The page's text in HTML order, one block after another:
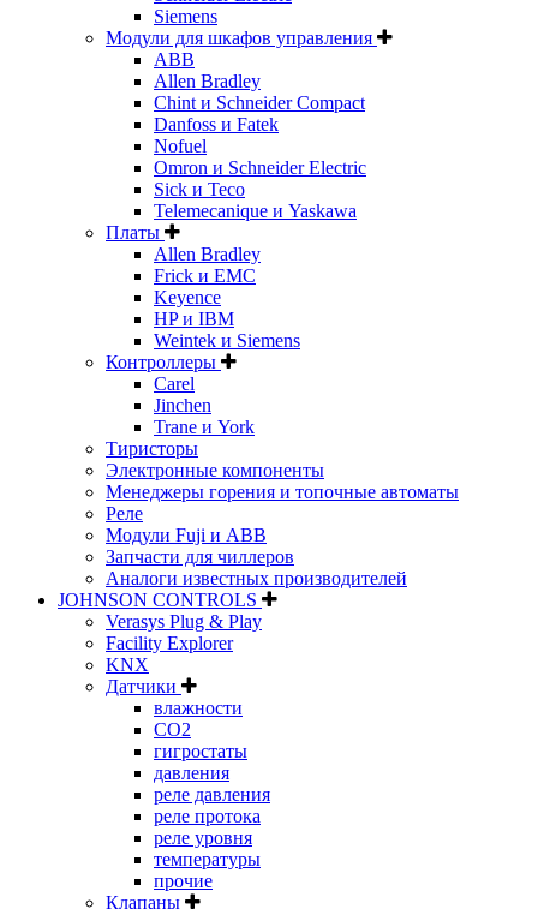
Siemens
Модули для шкафов управления
ABB
Allen Bradley
Chint и Schneider Compact
Danfoss и Fatek
Nofuel
Omron и Schneider Electric
Sick и Teco
Telemecanique и Yaskawa
Платы
Allen Bradley
Frick и EMC
Keyence
HP и IBM
Weintek и Siemens
Контроллеры
Carel
Jinchen
Trane и York
Тиристоры
Электронные компоненты
Менеджеры горения и топочные автоматы
Реле
Модули Fuji и ABB
Запчасти для чиллеров
Аналоги известных производителей
JOHNSON CONTROLS
Verasys Plug & Play
Facility Explorer
KNX
Датчики
влажности
CO2
гигростаты
давления
реле давления
реле протока
реле уровня
температуры
прочие
Клапаны